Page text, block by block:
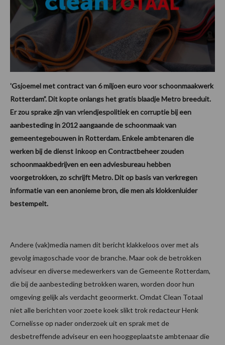
'Gsjoemel met contract van 6 miljoen euro voor schoonmaakwerk
Rotterdam”. Dit kopte onlangs het gratis blaadje Metro breeduit.
Er zou sprake zijn van vriendjespolitiek en corruptie bij een
aanbesteding in 2012 aangaande de schoonmaak van
gemeentegebouwen in Rotterdam. Enkele ambtenaren die
werken bij de dienst Inkoop en Contractbeheer zouden
schoonmaakbedrijven en een adviesbureau hebben
voorgetrokken, zo schrijft Metro. Dit op basis van verkregen
informatie van een anonieme bron, die men als klokkenluider
bestempelt.
Andere (vak)media namen dit bericht klakkeloos over met als
gevolg imagoschade voor de branche. Maar ook de betrokken
adviseur en diverse medewerkers van de Gemeente Rotterdam,
die bij de aanbesteding betrokken waren, worden door hun
omgeving gelijk als verdacht geoormerkt. Omdat Clean Totaal
niet alle berichten voor zoete koek slikt trok redacteur Henk
Cornelisse op nader onderzoek uit en sprak met de
desbetreffende adviseur en een hooggeplaatste ambtenaar die